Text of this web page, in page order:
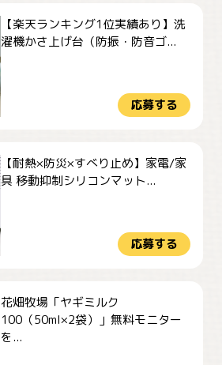
【楽天ランキング1位実績あり】洗
濯機かさ上げ台（防振・防音ゴ...
応募する
【耐熱×防災×すべり止め】家電/家
具 移動抑制シリコンマット...
応募する
花畑牧場「ヤギミルク
100（50ml×2袋）」無料モニター
を...